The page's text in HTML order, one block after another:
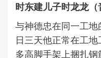
时东建儿子时龙龙（
与神德忠在同一工
日三天他正常在工
多高脚手架上捆扎